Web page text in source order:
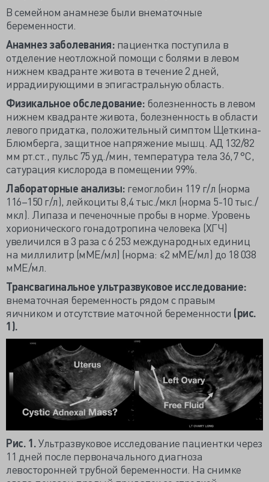
В семейном анамнезе были внематочные
беременности.
Анамнез заболевания: пациентка поступила в
отделение неотложной помощи с болями в левом
нижнем квадранте живота в течение 2 дней,
иррадиирующими в эпигастральную область.
Физикальное обследование: болезненность в левом
нижнем квадранте живота, болезненность в области
левого придатка, положительный симптом Щеткина-
Блюмберга, защитное напряжение мышц. АД 132/82
мм рт.ст., пульс 75 уд./мин, температура тела 36,7 °С,
сатурация кислорода в помещении 99%.
Лабораторные анализы: гемоглобин 119 г/л (норма
116–150 г/л), лейкоциты 8,4 тыс./мкл (норма 5-10 тыс./
мкл). Липаза и печеночные пробы в норме. Уровень
хорионического гонадотропина человека (ХГЧ)
увеличился в 3 раза с 6 253 международных единиц
на миллилитр (мМЕ/мл) (норма: ≤2 мМЕ/мл) до 18 038
мМЕ/мл.
Трансвагинальное ультразвуковое исследование:
внематочная беременность рядом с правым
яичником и отсутствие маточной беременности (рис.
1).
Рис. 1.Ультразвуковое исследование пациентки через
11 дней после первоначального диагноза
левосторонней трубной беременности. На снимке